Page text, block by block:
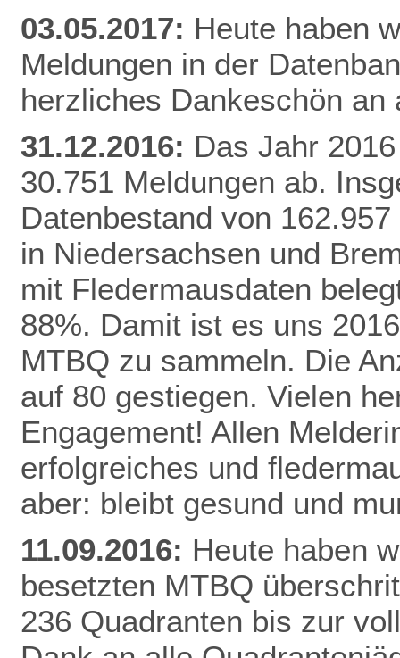
03.05.2017: Heute haben
Meldungen in der
herzliches Dankeschön
31.12.2016: Das Jahr
30.751 Meldungen ab.
Datenbestand von
in Niedersachsen und
mit Fledermausdaten
88%. Damit ist es uns
MTBQ zu sammeln. Die
auf 80 gestiegen. Vielen
Engagement! Allen
erfolgreiches und
aber: bleibt gesund und
11.09.2016: Heute haben
besetzten MTBQ
236 Quadranten bis zur